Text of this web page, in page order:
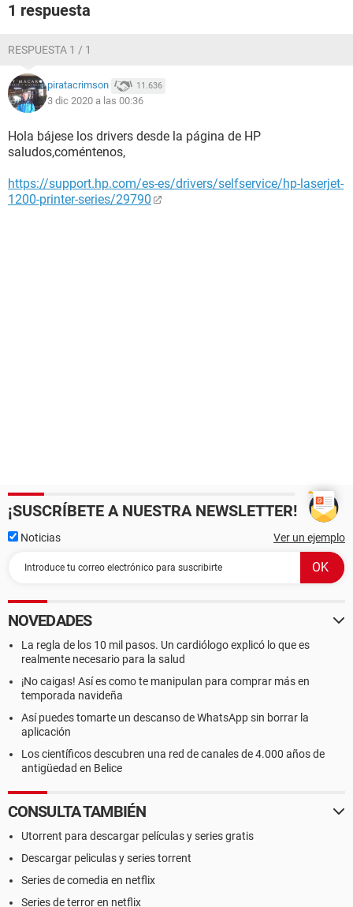
1 respuesta
RESPUESTA 1 / 1
piratacrimson 11.636
3 dic 2020 a las 00:36
Hola bájese los drivers desde la página de HP
saludos,coméntenos,
https://support.hp.com/es-es/drivers/selfservice/hp-laserjet-
1200-printer-series/29790
¡SUSCRÍBETE A NUESTRA NEWSLETTER!
Noticias Ver un ejemplo
NOVEDADES
La regla de los 10 mil pasos. Un cardiólogo explicó lo que es
realmente necesario para la salud
¡No caigas! Así es como te manipulan para comprar más en
temporada navideña
Así puedes tomarte un descanso de WhatsApp sin borrar la
aplicación
Los científicos descubren una red de canales de 4.000 años de
antigüedad en Belice
CONSULTA TAMBIÉN
Utorrent para descargar películas y series gratis
Descargar peliculas y series torrent
Series de comedia en netflix
Series de terror en netflix